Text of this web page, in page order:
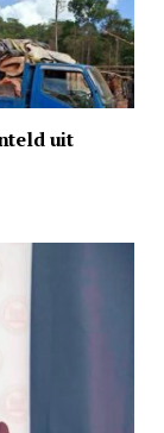
uit